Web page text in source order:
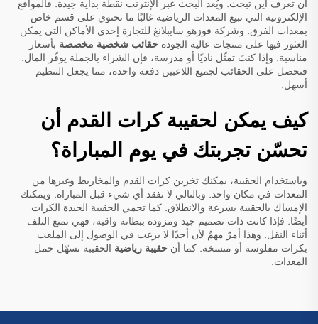
أن تعرف أين تبحث. ويُعد البحث عبر الإنترنت نقطة بداية جيدة. فالمواقع
الإلكترونية التي تبيع المعدات الرياضية غالبًا ما تحتوي على قسم خاص
بمعدات الفرق. وشركة فوزهو سايبلانغ للتجارة إحدى الأماكن التي يمكن
العثور فيها على منتجات عالية الجودة حقائب شخصية مخصصة بأسعار
مناسبة. وإذا كنتَ تمثّل ناديًا أو مدرسة، فإن الشراء بالجملة يوفّر المال.
فتحصل على الحقائب لجميع اللاعبين دفعة واحدة، مما يجعل التنظيم
أسهل.
كيف يمكن لحقيبة كرات القدم أن
تحسّن تجربتك في يوم المباراة؟
وباستخدام الحقيبة، يمكنك تخزين كرات القدم والمخاريط وغيرها من
المعدات في مكان واحد. وبالتالي لا تفقد أي شيء قبل المباراة. ويمكنك
الإمساك بالحقيبة بسرعة والانطلاق. كما تحمي الحقيبة الجيدة الكرات
أيضًا. فإذا كانت ذات تصميم جيد ومزودة ببطانة واقية، فهي تمنع التلف
أثناء النقل. وهذا أمرٌ مهمٌ لأن أحدًا لا يرغب في الوصول إلى الملعب
بكرات مفلوسة أو متسخة. كما أن حقيبة رياضية الحقيبة تسهّل حمل
المعدات.